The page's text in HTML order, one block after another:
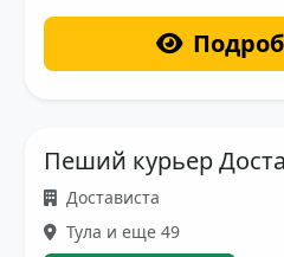
Пеший курьер
Достависта
Тула и еще 49